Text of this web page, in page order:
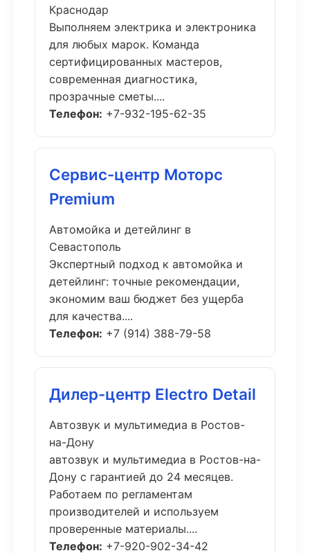
Краснодар
Выполняем электрика и электроника
для любых марок. Команда
сертифицированных мастеров,
современная диагностика,
прозрачные сметы....
Телефон: +7-932-195-62-35
Сервис-центр Моторс
Premium
Автомойка и детейлинг в
Севастополь
Экспертный подход к автомойка и
детейлинг: точные рекомендации,
экономим ваш бюджет без ущерба
для качества....
Телефон: +7 (914) 388-79-58
Дилер-центр Electro Detail
Автозвук и мультимедиа в Ростов-
на-Дону
автозвук и мультимедиа в Ростов-на-
Дону с гарантией до 24 месяцев.
Работаем по регламентам
производителей и используем
проверенные материалы....
Телефон: +7-920-902-34-42